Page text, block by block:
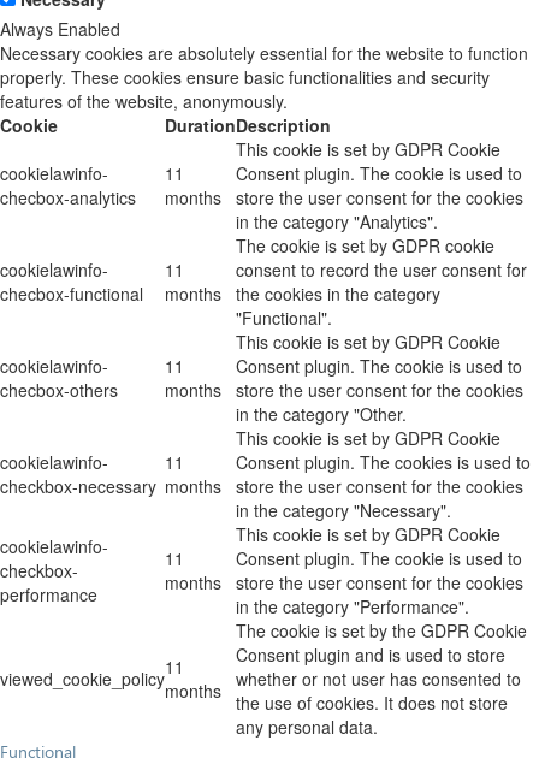
Always Enabled
Necessary cookies are absolutely essential for the website to function
properly. These cookies ensure basic functionalities and security
features of the website, anonymously.
Cookie
DurationDescription
cookielawinfo-
checbox-analytics
11
months
This cookie is set by GDPR Cookie
Consent plugin. The cookie is used to
store the user consent for the cookies
in the category "Analytics".
cookielawinfo-
checbox-functional
11
months
The cookie is set by GDPR cookie
consent to record the user consent for
the cookies in the category
"Functional".
cookielawinfo-
checbox-others
11
months
This cookie is set by GDPR Cookie
Consent plugin. The cookie is used to
store the user consent for the cookies
in the category "Other.
cookielawinfo-
checkbox-necessary
11
months
This cookie is set by GDPR Cookie
Consent plugin. The cookies is used to
store the user consent for the cookies
in the category "Necessary".
cookielawinfo-
checkbox-
performance
11
months
This cookie is set by GDPR Cookie
Consent plugin. The cookie is used to
store the user consent for the cookies
in the category "Performance".
viewed_cookie_policy11
months
The cookie is set by the GDPR Cookie
Consent plugin and is used to store
whether or not user has consented to
the use of cookies. It does not store
any personal data.
Functional